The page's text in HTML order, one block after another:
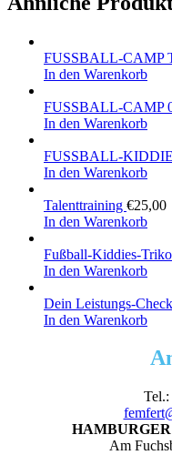
FUSSBALL-CAMP
In den Warenkorb
FUSSBALL-CAMP
In den Warenkorb
FUSSBALL-
In den Warenkorb
Talenttraining €25,00
In den Warenkorb
Fußball-Kiddies-
In den Warenkorb
Dein Leistungs-Check
In den Warenkorb
Am